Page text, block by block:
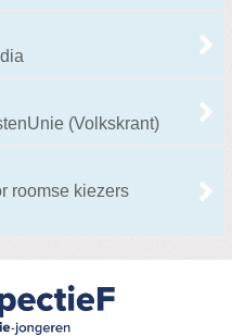
(Volkskrant)
roomse kiezers